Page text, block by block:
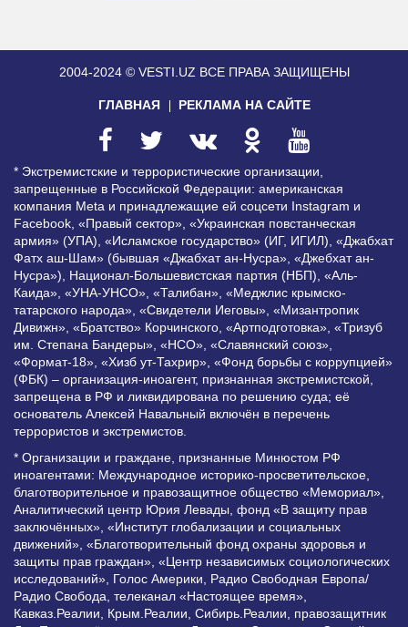
2004-2024 © VESTI.UZ ВСЕ ПРАВА ЗАЩИЩЕНЫ
ГЛАВНАЯ РЕКЛАМА НА САЙТЕ
* Экстремистские и террористические организации,
запрещенные в Российской Федерации: американская
компания Meta и принадлежащие ей соцсети Instagram и
Facebook, «Правый сектор», «Украинская повстанческая
армия» (УПА), «Исламское государство» (ИГ, ИГИЛ), «Джабхат
Фатх аш-Шам» (бывшая «Джабхат ан-Нусра», «Джебхат ан-
Нусра»), Национал-Большевистская партия (НБП), «Аль-
Каида», «УНА-УНСО», «Талибан», «Меджлис крымско-
татарского народа», «Свидетели Иеговы», «Мизантропик
Дивижн», «Братство» Корчинского, «Артподготовка», «Тризуб
им. Степана Бандеры», «НСО», «Славянский союз»,
«Формат-18», «Хизб ут-Тахрир», «Фонд борьбы с коррупцией»
(ФБК) – организация-иноагент, признанная экстремистской,
запрещена в РФ и ликвидирована по решению суда; её
основатель Алексей Навальный включён в перечень
террористов и экстремистов.
* Организации и граждане, признанные Минюстом РФ
иноагентами: Международное историко-просветительское,
благотворительное и правозащитное общество «Мемориал»,
Аналитический центр Юрия Левады, фонд «В защиту прав
заключённых», «Институт глобализации и социальных
движений», «Благотворительный фонд охраны здоровья и
защиты прав граждан», «Центр независимых социологических
исследований», Голос Америки, Радио Свободная Европа/
Радио Свобода, телеканал «Настоящее время»,
Кавказ.Реалии, Крым.Реалии, Сибирь.Реалии, правозащитник